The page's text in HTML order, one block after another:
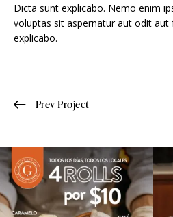
Dicta sunt explicabo. Nemo enim
voluptas sit aspernatur aut odit aut
explicabo.
Prev Project